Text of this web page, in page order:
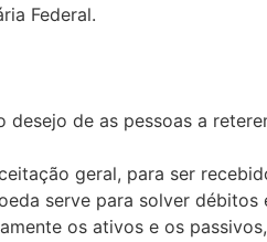
Federal.
de as pessoas a
geral, para ser
serve para solver débitos
os ativos e os